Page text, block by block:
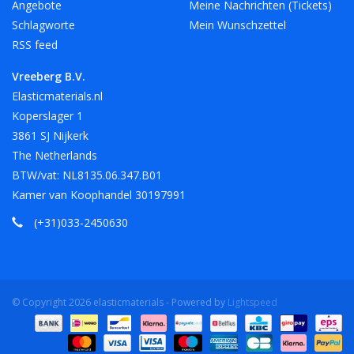
Angebote
Schlagworte
RSS feed
Meine Nachrichten (Tickets)
Mein Wunschzettel
Vreeberg B.V.
Elasticmaterials.nl
Koperslager 1
3861 SJ Nijkerk
The Netherlands
BTW/vat: NL8135.06.347.B01
Kamer van Koophandel 30197991
(+31)033-2450630
© Copyright 2026 elasticmaterials - Powered by Lightspeed